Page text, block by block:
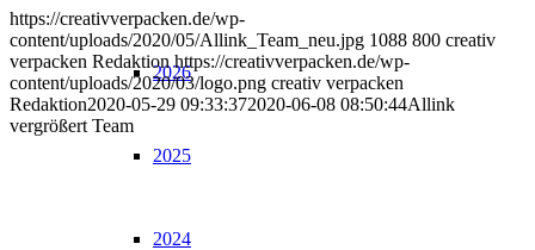
2026
2025
2024
https://creativverpacken.de/wp-
content/uploads/2020/05/Allink_Team_neu.jpg 1088 800 creativ
verpacken Redaktion https://creativverpacken.de/wp-
content/uploads/2020/03/logo.png creativ verpacken
Redaktion2020-05-29 09:33:372020-06-08 08:50:44Allink
vergrößert Team